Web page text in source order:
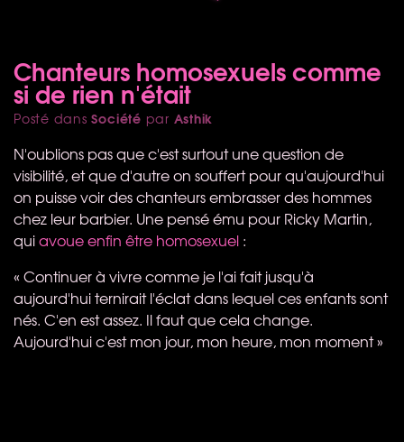
Chanteurs homosexuels comme
si de rien n'était
Posté dansSociété par Asthik
N'oublions pas que c'est surtout une question de
visibilité, et que d'autre on souffert pour qu'aujourd'hui
on puisse voir des chanteurs embrasser des hommes
chez leur barbier. Une pensé ému pour Ricky Martin,
quiavoue enfin être homosexuel :
« Continuer à vivre comme je l'ai fait jusqu'à
aujourd'hui ternirait l'éclat dans lequel ces enfants sont
nés. C'en est assez. Il faut que cela change.
Aujourd'hui c'est mon jour, mon heure, mon moment »